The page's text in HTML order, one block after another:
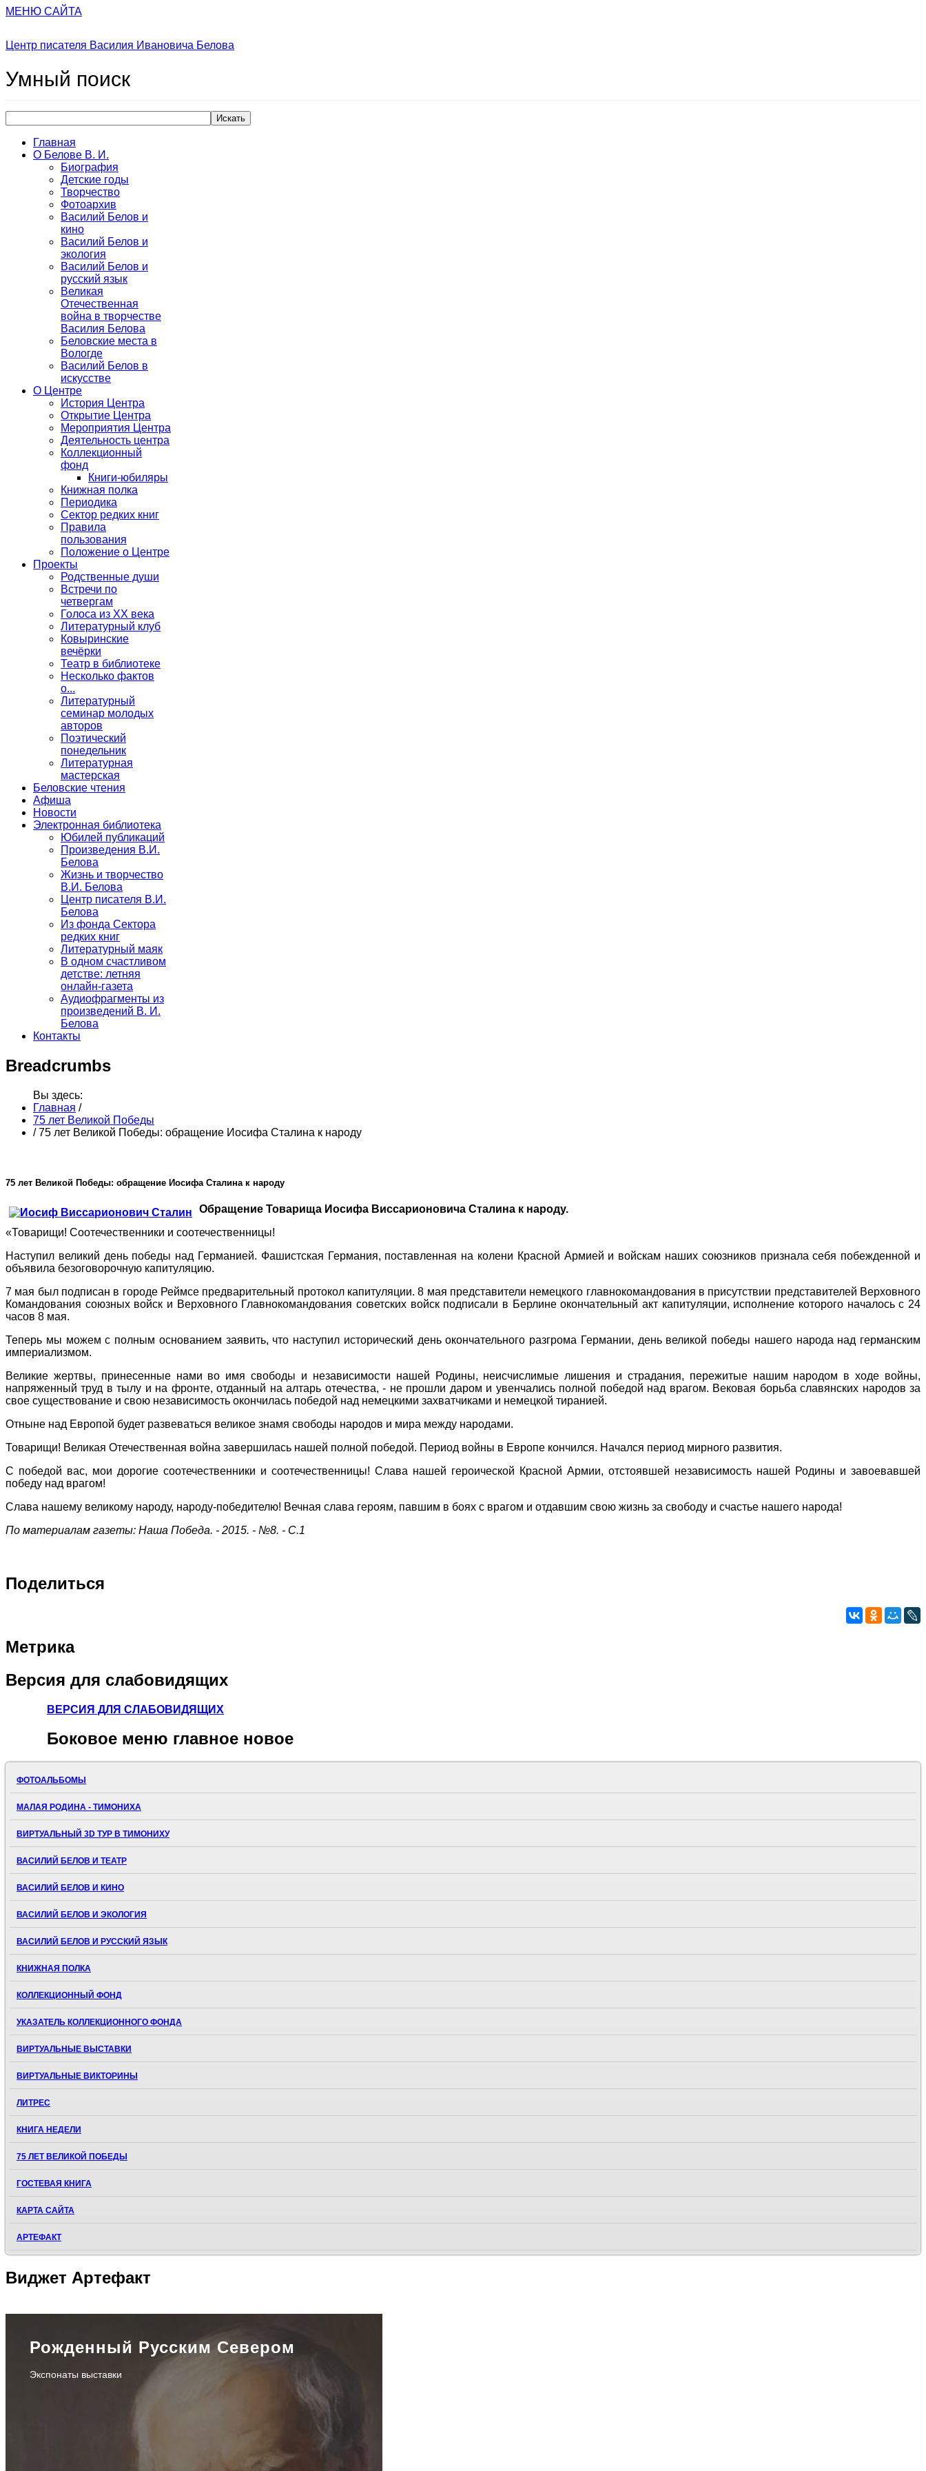
МЕНЮ САЙТА
Центр писателя Василия Ивановича Белова
Умный поиск
Искать
Главная
О Белове В. И.
Биография
Детские годы
Творчество
Фотоархив
Василий Белов и
кино
Василий Белов и
экология
Василий Белов и
русский язык
Великая
Отечественная
война в творчестве
Василия Белова
Беловские места в
Вологде
Василий Белов в
искусстве
О Центре
История Центра
Открытие Центра
Мероприятия Центра
Деятельность центра
Коллекционный
фонд
Книги-юбиляры
Книжная полка
Периодика
Сектор редких книг
Правила
пользования
Положение о Центре
Проекты
Родственные души
Встречи по
четвергам
Голоса из ХХ века
Литературный клуб
Ковыринские
вечёрки
Театр в библиотеке
Несколько фактов
о...
Литературный
семинар молодых
авторов
Поэтический
понедельник
Литературная
мастерская
Беловские чтения
Афиша
Новости
Электронная библиотека
Юбилей публикаций
Произведения В.И.
Белова
Жизнь и творчество
В.И. Белова
Центр писателя В.И.
Белова
Из фонда Сектора
редких книг
Литературный маяк
В одном счастливом
детстве: летняя
онлайн-газета
Аудиофрагменты из
произведений В. И.
Белова
Контакты
Breadcrumbs
Вы здесь:
Главная /
75 лет Великой Победы
/ 75 лет Великой Победы: обращение Иосифа Сталина к народу
75 лет Великой Победы: обращение Иосифа Сталина к народу
Обращение Товарища Иосифа Виссарионовича Сталина к народу.
«Товарищи! Соотечественники и соотечественницы!
Наступил великий день победы над Германией. Фашистская Германия, поставленная на колени Красной Армией и войскам наших союзников признала себя побежденной и
объявила безоговорочную капитуляцию.
7 мая был подписан в городе Реймсе предварительный протокол капитуляции. 8 мая представители немецкого главнокомандования в присутствии представителей Верховного
Командования союзных войск и Верховного Главнокомандования советских войск подписали в Берлине окончательный акт капитуляции, исполнение которого началось с 24
часов 8 мая.
Теперь мы можем с полным основанием заявить, что наступил исторический день окончательного разгрома Германии, день великой победы нашего народа над германским
империализмом.
Великие жертвы, принесенные нами во имя свободы и независимости нашей Родины, неисчислимые лишения и страдания, пережитые нашим народом в ходе войны,
напряженный труд в тылу и на фронте, отданный на алтарь отечества, - не прошли даром и увенчались полной победой над врагом. Вековая борьба славянских народов за
свое существование и свою независимость окончилась победой над немецкими захватчиками и немецкой тиранией.
Отныне над Европой будет развеваться великое знамя свободы народов и мира между народами.
Товарищи! Великая Отечественная война завершилась нашей полной победой. Период войны в Европе кончился. Начался период мирного развития.
С победой вас, мои дорогие соотечественники и соотечественницы! Слава нашей героической Красной Армии, отстоявшей независимость нашей Родины и завоевавшей
победу над врагом!
Слава нашему великому народу, народу-победителю! Вечная слава героям, павшим в боях с врагом и отдавшим свою жизнь за свободу и счастье нашего народа!
По материалам газеты: Наша Победа. - 2015. - №8. - С.1
Поделиться
Метрика
Версия для слабовидящих
ВЕРСИЯ ДЛЯ СЛАБОВИДЯЩИХ
Боковое меню главное новое
ФОТОАЛЬБОМЫ
МАЛАЯ РОДИНА - ТИМОНИХА
ВИРТУАЛЬНЫЙ 3D ТУР В ТИМОНИХУ
ВАСИЛИЙ БЕЛОВ И ТЕАТР
ВАСИЛИЙ БЕЛОВ И КИНО
ВАСИЛИЙ БЕЛОВ И ЭКОЛОГИЯ
ВАСИЛИЙ БЕЛОВ И РУССКИЙ ЯЗЫК
КНИЖНАЯ ПОЛКА
КОЛЛЕКЦИОННЫЙ ФОНД
УКАЗАТЕЛЬ КОЛЛЕКЦИОННОГО ФОНДА
ВИРТУАЛЬНЫЕ ВЫСТАВКИ
ВИРТУАЛЬНЫЕ ВИКТОРИНЫ
ЛИТРЕС
КНИГА НЕДЕЛИ
75 ЛЕТ ВЕЛИКОЙ ПОБЕДЫ
ГОСТЕВАЯ КНИГА
КАРТА САЙТА
АРТЕФАКТ
Виджет Артефакт
Рожденный Русским Севером
Экспонаты выставки